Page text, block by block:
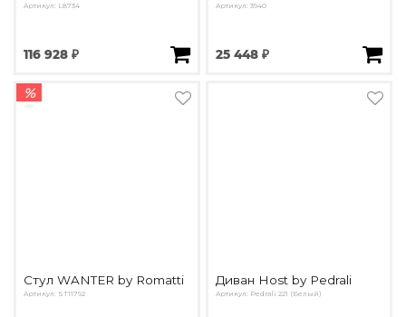
Артикул: L8734
116 928 ₽
Артикул: 3940
25 448 ₽
%
Стул WANTER by Romatti
Артикул: ST11792
Диван Host by Pedrali
Артикул: Pedrali 221 (Белый)